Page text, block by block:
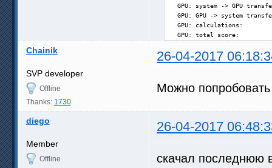
GPU: system -> GPU
GPU: GPU -> system
GPU: calculations:
GPU: total score:
Chainik 26-04-2017
SVP developer
Offline
Thanks: 1730
Можно
diego 26-04-2017
Member
Offline
скачал последнюю